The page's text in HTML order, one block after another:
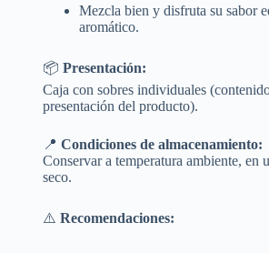
Mezcla bien y disfruta su sabor
aromático.
📦 Presentación:
Caja con sobres individuales
presentación del producto).
📍 Condiciones de almacenamiento:
Conservar a temperatura ambiente, en
seco.
⚠️ Recomendaciones: